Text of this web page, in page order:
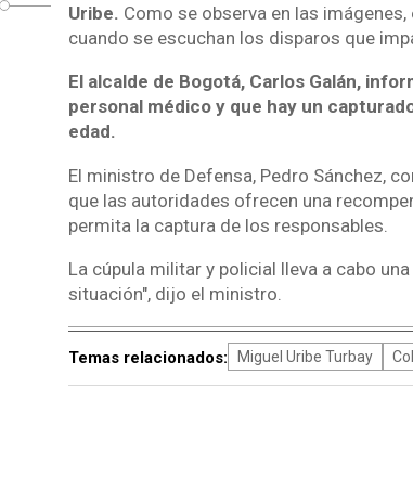
Uribe. Como se observa en las
cuando se escuchan los disparos que
El alcalde de Bogotá, Carlos Galán,
personal médico y que hay un
edad.
El ministro de Defensa, Pedro Sánchez,
que las autoridades ofrecen una
permita la captura de los responsables.
La cúpula militar y policial lleva a cabo
situación", dijo el ministro.
Temas relacionados: Miguel Uribe Turbay